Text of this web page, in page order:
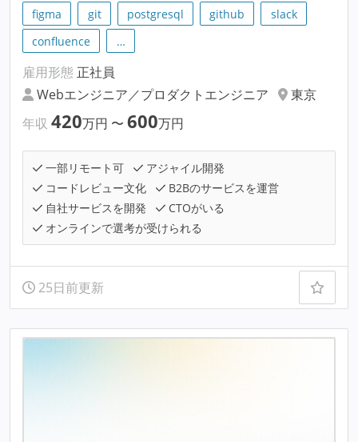
figma git postgresql github
slack
confluence
…
雇用形態 正社員
Webエンジニア／プロダクトエンジニア
東京
年収 420万円 〜 600万円
一部リモート可
アジャイル開発
コードレビュー文化
B2Bのサービスを運営
自社サービスを開発
CTOがいる
オンラインで選考が受けられる
25日前更新